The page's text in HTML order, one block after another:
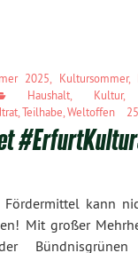
2025, Kultursommer,
Haushalt, Kultur
,Teilhabe,Weltoffen
Fördermittel kann
Mit großer